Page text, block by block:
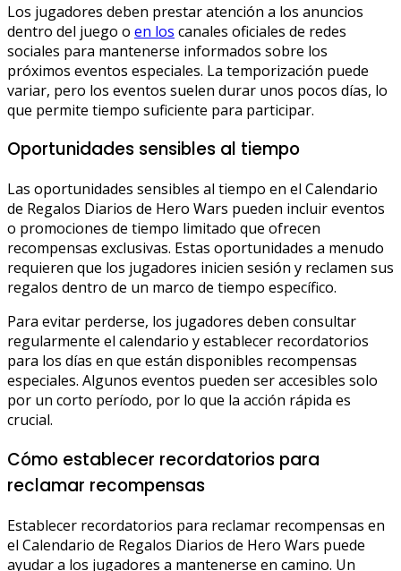
Los jugadores deben prestar atención a los anuncios
dentro del juego o en los canales oficiales de redes
sociales para mantenerse informados sobre los
próximos eventos especiales. La temporización puede
variar, pero los eventos suelen durar unos pocos días, lo
que permite tiempo suficiente para participar.
Oportunidades sensibles al tiempo
Las oportunidades sensibles al tiempo en el Calendario
de Regalos Diarios de Hero Wars pueden incluir eventos
o promociones de tiempo limitado que ofrecen
recompensas exclusivas. Estas oportunidades a menudo
requieren que los jugadores inicien sesión y reclamen sus
regalos dentro de un marco de tiempo específico.
Para evitar perderse, los jugadores deben consultar
regularmente el calendario y establecer recordatorios
para los días en que están disponibles recompensas
especiales. Algunos eventos pueden ser accesibles solo
por un corto período, por lo que la acción rápida es
crucial.
Cómo establecer recordatorios para
reclamar recompensas
Establecer recordatorios para reclamar recompensas en
el Calendario de Regalos Diarios de Hero Wars puede
ayudar a los jugadores a mantenerse en camino. Un